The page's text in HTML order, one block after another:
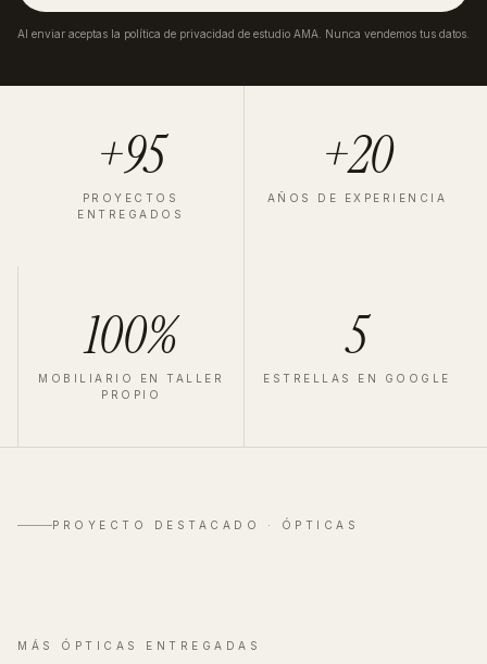
Al enviar aceptas la política de privacidad de estudio AMA. Nunca vendemos tus datos.
+95
PROYECTOS
ENTREGADOS
+20
AÑOS DE EXPERIENCIA
100%
MOBILIARIO EN TALLER
PROPIO
5
ESTRELLAS EN GOOGLE
PROYECTO DESTACADO · ÓPTICAS
Zeiss Valladolid
MÁS ÓPTICAS ENTREGADAS